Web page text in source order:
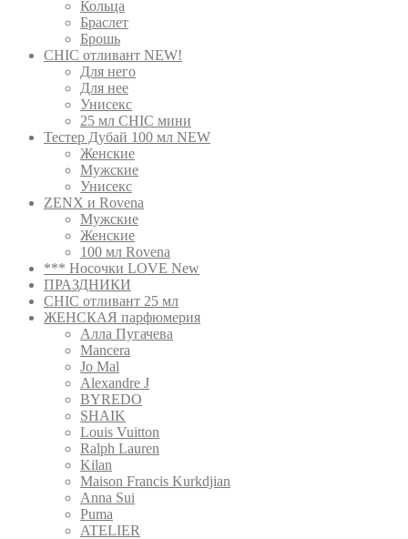
Кольца
Браслет
Брошь
CHIC отливант NEW!
Для него
Для нее
Унисекс
25 мл CHIC мини
Тестер Дубай 100 мл NEW
Женские
Мужские
Унисекс
ZENX и Rovena
Мужские
Женские
100 мл Rovena
*** Носочки LOVE New
ПРАЗДНИКИ
CHIC отливант 25 мл
ЖЕНСКАЯ парфюмерия
Алла Пугачева
Mancera
Jo Mal
Alexandre J
BYREDO
SHAIK
Louis Vuitton
Ralph Lauren
Kilan
Maison Francis Kurkdjian
Anna Sui
Puma
ATELIER